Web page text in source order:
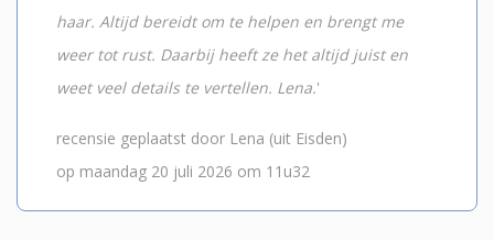
haar. Altijd bereidt om te helpen en brengt me
weer tot rust. Daarbij heeft ze het altijd juist en
weet veel details te vertellen. Lena.'
recensie geplaatst door Lena (uit Eisden)
op maandag 20 juli 2026 om 11u32